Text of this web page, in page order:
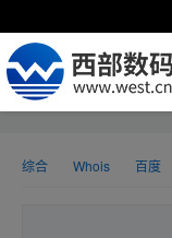
综合 Whois 百度